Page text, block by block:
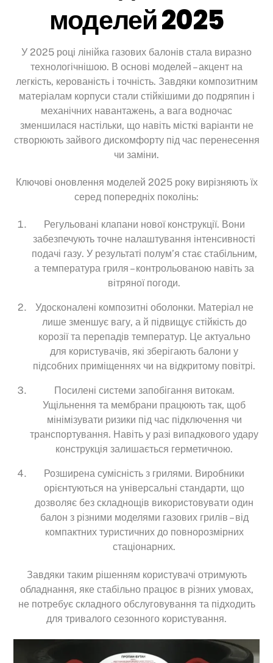
моделей 2025
У 2025 році лінійка газових балонів стала виразно
технологічнішою. В основі моделей – акцент на
легкість, керованість і точність. Завдяки композитним
матеріалам корпуси стали стійкішими до подряпин і
механічних навантажень, а вага водночас
зменшилася настільки, що навіть місткі варіанти не
створюють зайвого дискомфорту під час перенесення
чи заміни.
Ключові оновлення моделей 2025 року вирізняють їх
серед попередніх поколінь:
Регульовані клапани нової конструкції. Вони
забезпечують точне налаштування інтенсивності
подачі газу. У результаті полум’я стає стабільним,
а температура гриля – контрольованою навіть за
вітряної погоди.
Удосконалені композитні оболонки. Матеріал не
лише зменшує вагу, а й підвищує стійкість до
корозії та перепадів температур. Це актуально
для користувачів, які зберігають балони у
підсобних приміщеннях чи на відкритому повітрі.
Посилені системи запобігання витокам.
Ущільнення та мембрани працюють так, щоб
мінімізувати ризики під час підключення чи
транспортування. Навіть у разі випадкового удару
конструкція залишається герметичною.
Розширена сумісність з грилями. Виробники
орієнтуються на універсальні стандарти, що
дозволяє без складнощів використовувати один
балон з різними моделями газових грилів – від
компактних туристичних до повнорозмірних
стаціонарних.
Завдяки таким рішенням користувачі отримують
обладнання, яке стабільно працює в різних умовах,
не потребує складного обслуговування та підходить
для тривалого сезонного користування.